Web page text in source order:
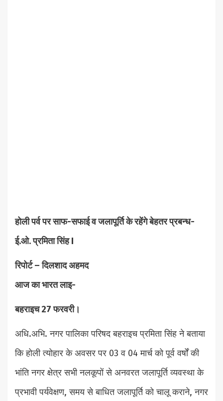
होली पर्व पर साफ-सफाई व जलापूर्ति के रहेंगे बेहतर प्रबन्ध-
ई.ओ. प्रमिता सिंह I
रिपोर्ट – दिलशाद अहमद
आज का भारत लाइ-
बहराइच 27 फरवरी।
अधि.अभि. नगर पालिका परिषद बहराइच प्रमिता सिंह ने बताया
कि होली त्योहार के अवसर पर 03 व 04 मार्च को पूर्व वर्षों की
भांति नगर क्षेत्र सभी नलकूपों से अनवरत जलापूर्ति व्यवस्था के
प्रभावी पर्यवेक्षण, समय से बाधित जलापूर्ति को चालू कराने, नगर